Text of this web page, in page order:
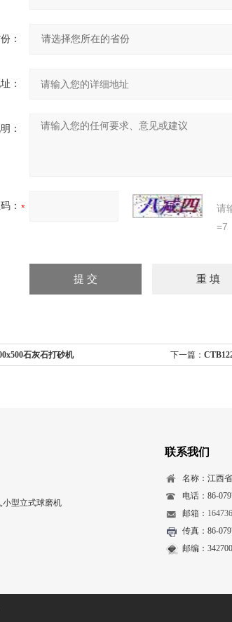
：
：
：
：
请
=7
石灰石打砂机 下一篇：
小型立式球磨机
联系我们
名称：江西
电话：86-
邮箱：
传真：86-
邮编：342700